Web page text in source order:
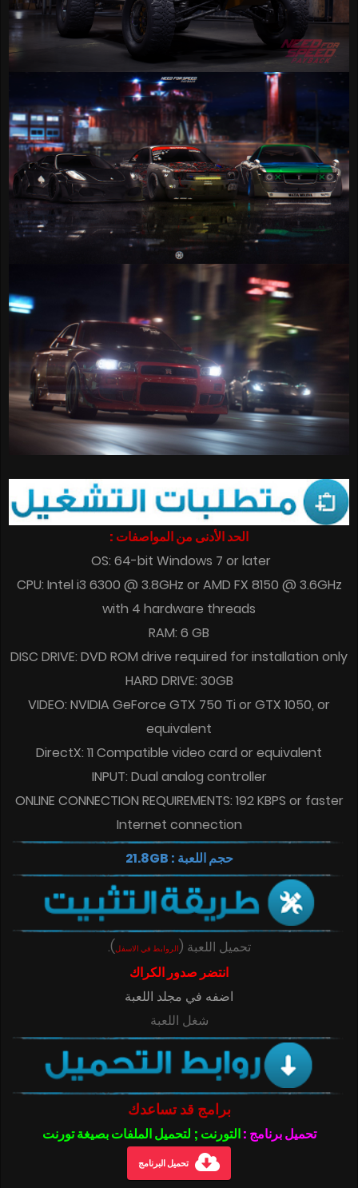
الحد الأدنى من المواصفات :
OS: 64-bit Windows 7 or later
CPU: Intel i3 6300 @ 3.8GHz or AMD FX 8150 @ 3.6GHz
with 4 hardware threads
RAM: 6 GB
DISC DRIVE: DVD ROM drive required for installation only
HARD DRIVE: 30GB
VIDEO: NVIDIA GeForce GTX 750 Ti or GTX 1050, or
equivalent
DirectX: 11 Compatible video card or equivalent
INPUT: Dual analog controller
ONLINE CONNECTION REQUIREMENTS: 192 KBPS or faster
Internet connection
حجم اللعبة : 21.8GB
تحميل اللعبة (الروابط في الاسفل)
.
انتضر صدور الكراك
اضفه في مجلد اللعبة
شغل اللعبة
برامج قد تساعدك
تحميل برنامج :التورنت ; لتحميل الملفات بصيغة تورنت
تحميل البرنامج